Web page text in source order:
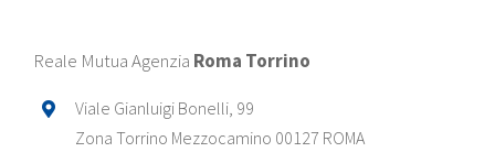
Reale Mutua Agenzia Roma Torrino
Viale Gianluigi Bonelli, 99
Zona Torrino Mezzocamino 00127 ROMA